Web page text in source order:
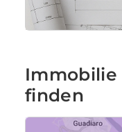
Immobilie
finden